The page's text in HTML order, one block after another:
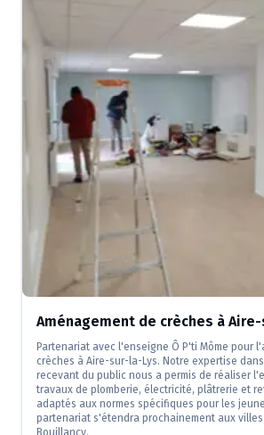
Aménagement de crèches à
Partenariat avec l'enseigne Ô P'ti Môme pour
crèches à Aire-sur-la-Lys. Notre expertise
recevant du public nous a permis de réaliser
travaux de plomberie, électricité, plâtrerie et
adaptés aux normes spécifiques pour les
partenariat s'étendra prochainement aux
Bouillancy.